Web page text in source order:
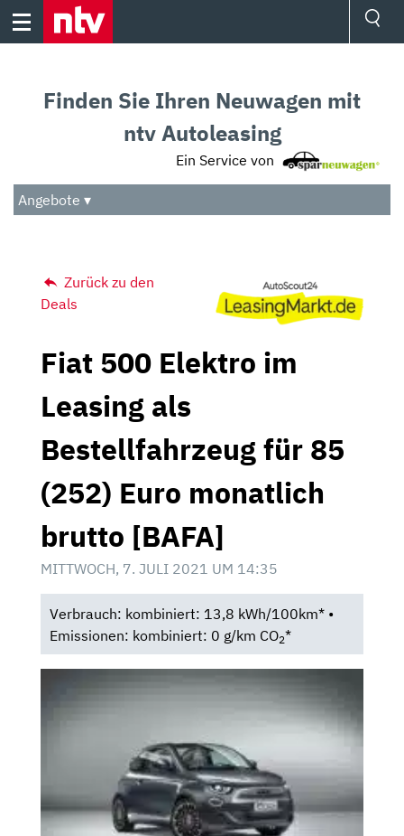
Skip
Audio
Das Beste
Finden Sie Ihren Neuwagen mit
ntv Autoleasing
Ein Service von
Angebote ▾
Zurück zu den
Deals
Fiat 500 Elektro im
Leasing als
Bestellfahrzeug für 85
(252) Euro monatlich
brutto [BAFA]
MITTWOCH, 7. JULI 2021 UM 14:35
Verbrauch: kombiniert: 13,8 kWh/100km* •
Emissionen: kombiniert: 0 g/km CO2*